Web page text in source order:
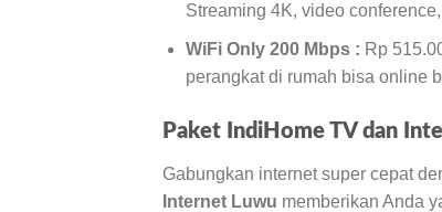
Streaming 4K, video
WiFi Only 200 Mbps : Rp
perangkat di rumah bisa online
Paket IndiHome TV dan
Gabungkan internet super cepat
Internet Luwu memberikan Anda